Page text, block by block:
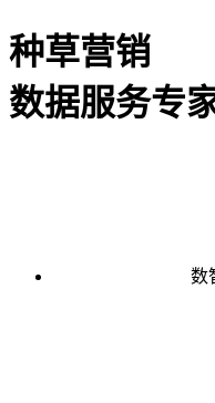
种草营销
数据服务专
数